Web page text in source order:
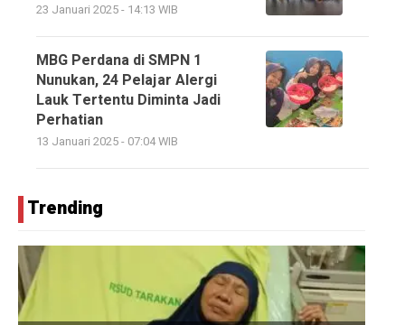
23 Januari 2025 - 14:13 WIB
MBG Perdana di SMPN 1
Nunukan, 24 Pelajar Alergi
Lauk Tertentu Diminta Jadi
Perhatian
13 Januari 2025 - 07:04 WIB
Trending